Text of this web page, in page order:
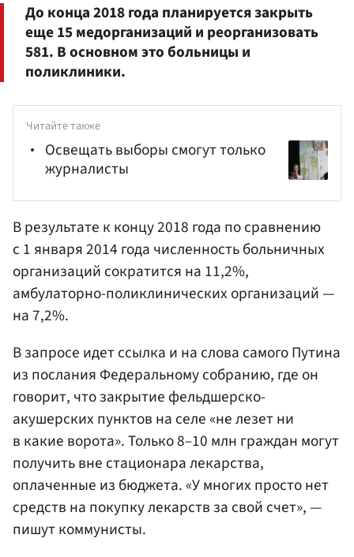
До конца 2018 года планируется закрыть
еще 15 медорганизаций и реорганизовать
581. В основном это больницы и
поликлиники.
Читайте также
Освещать выборы смогут только
журналисты
В результате к концу 2018 года по сравнению
с 1 января 2014 года численность больничных
организаций сократится на 11,2%,
амбулаторно-поликлинических организаций —
на 7,2%.
В запросе идет ссылка и на слова самого Путина
из послания Федеральному собранию, где он
говорит, что закрытие фельдшерско-
акушерских пунктов на селе «не лезет ни
в какие ворота». Только 8–10 млн граждан могут
получить вне стационара лекарства,
оплаченные из бюджета. «У многих просто нет
средств на покупку лекарств за свой счет», —
пишут коммунисты.